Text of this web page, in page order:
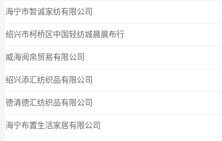
海宁市智诚家纺有限公司
绍兴市柯桥区中国轻纺城晨晨布行
威海阅帛贸易有限公司
绍兴添汇纺织品有限公司
德清德汇纺织品有限公司
海宁布置生活家居有限公司